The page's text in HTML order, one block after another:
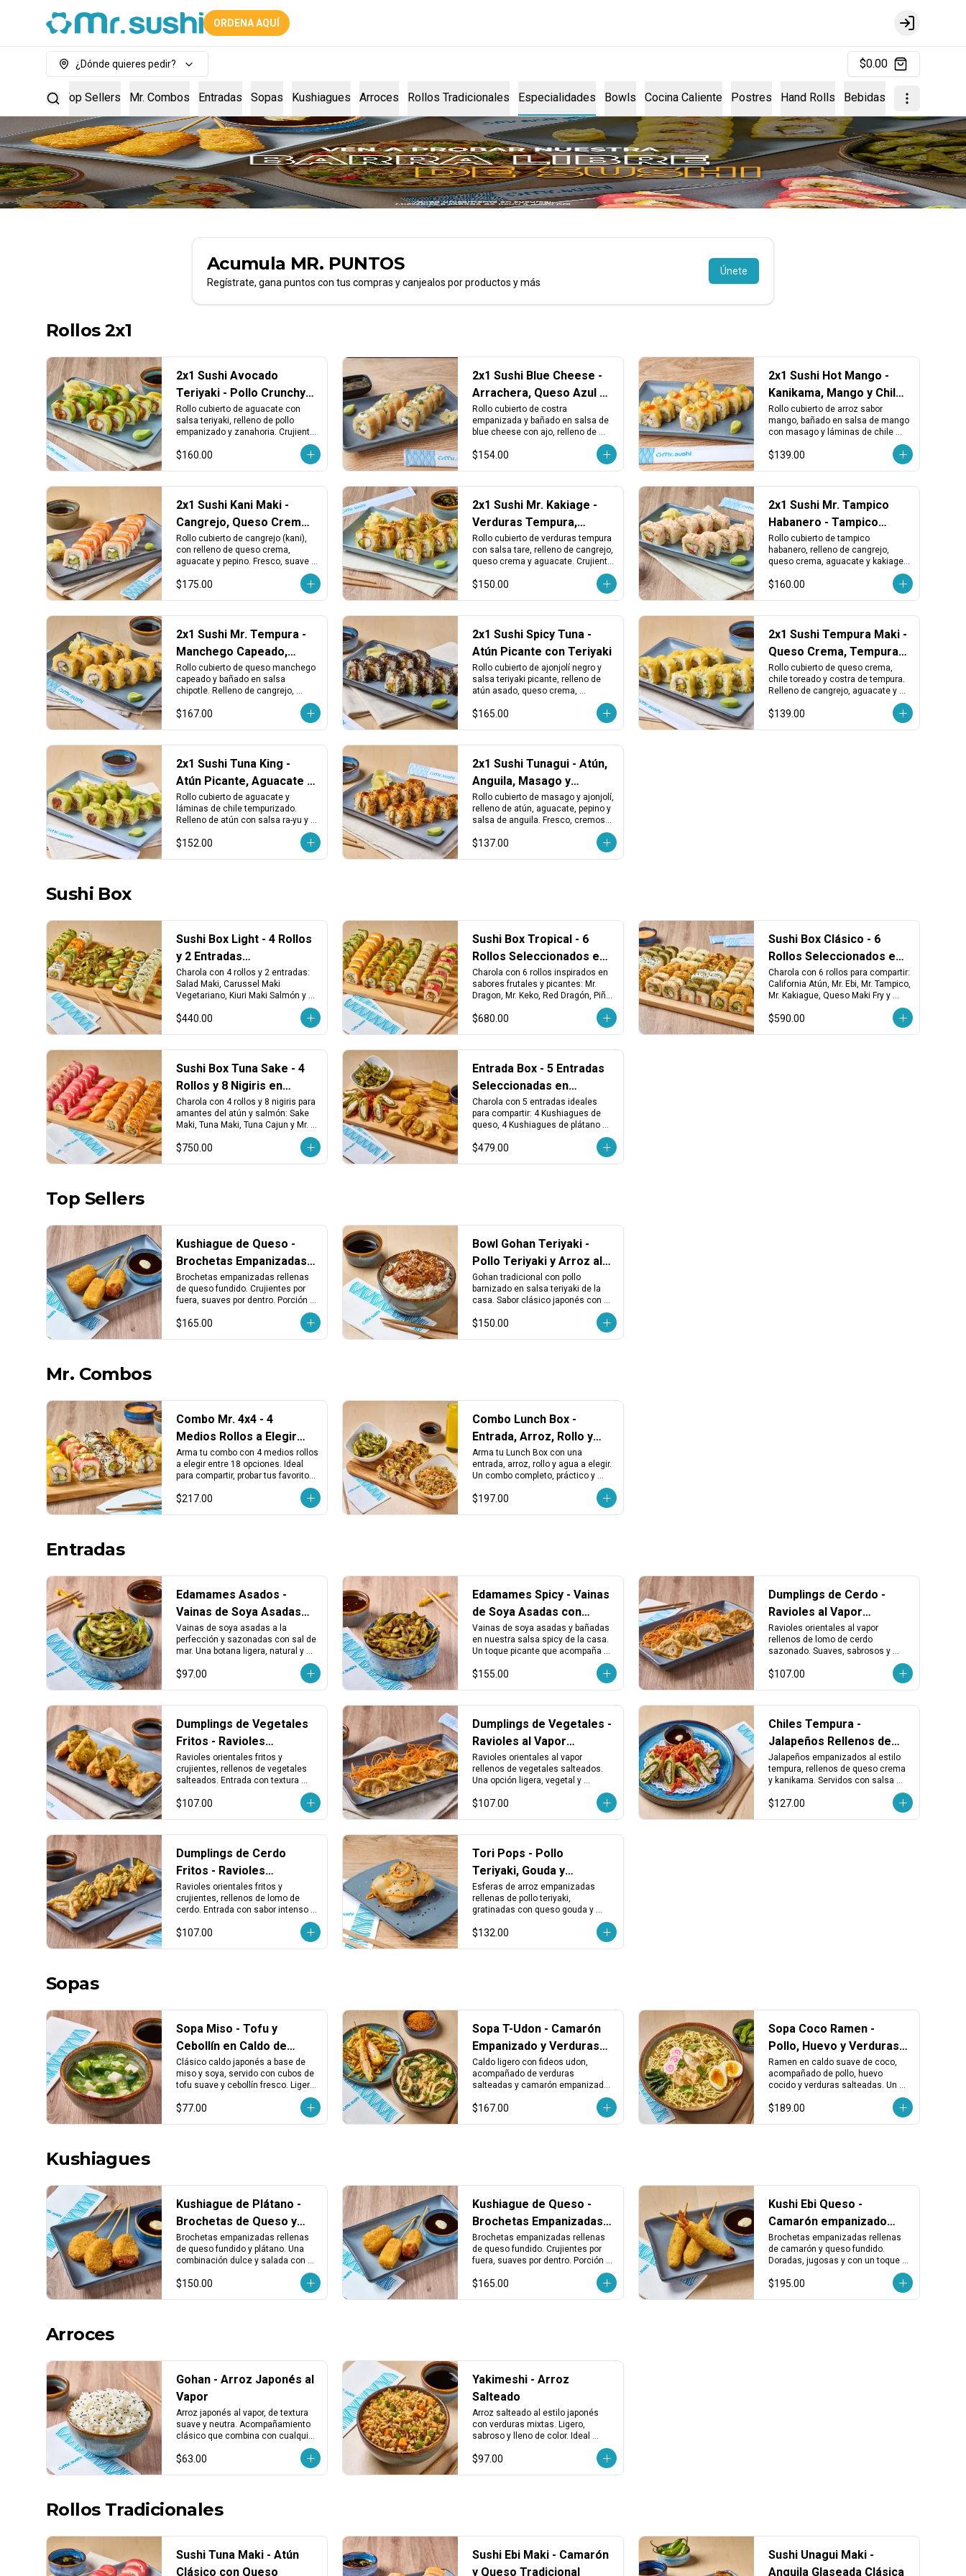
ORDENA AQUÍ
Login
¿Dónde quieres pedir? $0.00
Sushi Box Top Sellers Mr. Combos Entradas Sopas Kushiagues Arroces Rollos Tradicionales Especialidades Bowls Cocina Caliente Postres Hand Rolls Bebidas
Acumula MR. PUNTOS
Regístrate, gana puntos con tus compras y canjealos por productos y más
Únete
Rollos 2x1
2x1 Sushi Avocado
Teriyaki - Pollo Crunchy,
Aguacate y Zanahoria
Rollo cubierto de aguacate con
salsa teriyaki, relleno de pollo
empanizado y zanahoria. Crujiente,
$160.00
2x1 Sushi Blue Cheese -
Arrachera, Queso Azul y
Costra Crujiente
Rollo cubierto de costra
empanizada y bañado en salsa de
blue cheese con ajo, relleno de
arrachera asada, aguacate y queso
crema, terminado con cebollín
$154.00
2x1 Sushi Hot Mango -
Kanikama, Mango y Chile
Serrano
Rollo cubierto de arroz sabor
mango, bañado en salsa de mango
con masago y láminas de chile
serrano tempurizado. Relleno de
piña, kanikama, aguacate y queso
$139.00
2x1 Sushi Kani Maki -
Cangrejo, Queso Crema,
Aguacate y Pepino
Rollo cubierto de cangrejo (kani),
con relleno de queso crema,
aguacate y pepino. Fresco, suave y
con el toque cremoso tradicional.
$175.00
2x1 Sushi Mr. Kakiage -
Verduras Tempura,
Cangrejo y Queso
Rollo cubierto de verduras tempura
con salsa tare, relleno de cangrejo,
queso crema y aguacate. Crujiente,
japonés.
$150.00
2x1 Sushi Mr. Tampico
Habanero - Tampico
Picante, Cangrejo y
Queso
Rollo cubierto de tampico
habanero, relleno de cangrejo,
queso crema, aguacate y kakiage
toque vegetal crujiente.
$160.00
2x1 Sushi Mr. Tempura -
Manchego Capeado,
Cangrejo y Chipotle
Rollo cubierto de queso manchego
capeado y bañado en salsa
chipotle. Relleno de cangrejo,
Cremoso, crujiente y con toque
$167.00
2x1 Sushi Spicy Tuna -
Atún Picante con Teriyaki
Rollo cubierto de ajonjolí negro y
salsa teriyaki picante, relleno de
atún asado, queso crema,
toreados. Intenso, cremoso y con
$165.00
2x1 Sushi Tempura Maki -
Queso Crema, Tempura,
Cangrejo y Chile
Rollo cubierto de queso crema,
chile toreado y costra de tempura.
Relleno de cangrejo, aguacate y
kakiage. Cremoso, dorado y con un
toque picante.
$139.00
2x1 Sushi Tuna King -
Atún Picante, Aguacate y
Chile Tempura
Rollo cubierto de aguacate y
láminas de chile tempurizado.
Relleno de atún con salsa ra-yu y
textura crujiente.
$152.00
2x1 Sushi Tunagui - Atún,
Anguila, Masago y
Aguacate
Rollo cubierto de masago y ajonjolí,
relleno de atún, aguacate, pepino y
salsa de anguila. Fresco, cremoso
$137.00
Sushi Box
Sushi Box Light - 4 Rollos
y 2 Entradas
Seleccionadas
Charola con 4 rollos y 2 entradas:
Salad Maki, Carussel Maki
Vegetariano, Kiuri Maki Salmón y
edamames y 4 nigiris de aguacate.
$440.00
Sushi Box Tropical - 6
Rollos Seleccionados en
Charola
Charola con 6 rollos inspirados en
sabores frutales y picantes: Mr.
Dragon, Mr. Keko, Red Dragón, Piña
Avocado Maki Vegetariano.
¡Fresco, atrevido y lleno de sabor!
$680.00
Sushi Box Clásico - 6
Rollos Seleccionados en
Charola para Compartir
Charola con 6 rollos para compartir:
California Atún, Mr. Ebi, Mr. Tampico,
Mr. Kakiague, Queso Maki Fry y
Filadelfia Salmón. ¡Variedad clásica
en cada bocado!
$590.00
Sushi Box Tuna Sake - 4
Rollos y 8 Nigiris en
Charola
Charola con 4 rollos y 8 nigiris para
amantes del atún y salmón: Sake
Maki, Tuna Maki, Tuna Cajun y Mr.
Diablo. Incluye 4 nigiris de atún y 4
de salmón fresco. ¡Perfecto para
$750.00
Entrada Box - 5 Entradas
Seleccionadas en
Charola
Charola con 5 entradas ideales
para compartir: 4 Kushiagues de
queso, 4 Kushiagues de plátano
con queso, dumplings vegetales
fritos, chiles tempura y edamames
$479.00
Top Sellers
Kushiague de Queso -
Brochetas Empanizadas
Rellenas de Queso
Fundido (3 pzas)
Brochetas empanizadas rellenas
de queso fundido. Crujientes por
fuera, suaves por dentro. Porción
de 3 piezas, ideales como entrada
o para compartir.
$165.00
Bowl Gohan Teriyaki -
Pollo Teriyaki y Arroz al
Vapor
Gohan tradicional con pollo
barnizado en salsa teriyaki de la
casa. Sabor clásico japonés con un
$150.00
Mr. Combos
Combo Mr. 4x4 - 4
Medios Rollos a Elegir
entre 18 Opciones
Arma tu combo con 4 medios rollos
a elegir entre 18 opciones. Ideal
para compartir, probar tus favoritos
$217.00
Combo Lunch Box -
Entrada, Arroz, Rollo y
Agua
Arma tu Lunch Box con una
entrada, arroz, rollo y agua a elegir.
Un combo completo, práctico y
cualquier momento del día.
$197.00
Entradas
Edamames Asados -
Vainas de Soya Asadas
con Sal de Mar
Vainas de soya asadas a la
perfección y sazonadas con sal de
mar. Una botana ligera, natural y
llena de sabor para abrir el apetito o
acompañar tu rollo favorito.
$97.00
Edamames Spicy - Vainas
de Soya Asadas con
Salsa Spicy
Vainas de soya asadas y bañadas
en nuestra salsa spicy de la casa.
Un toque picante que acompaña
perfecto cualquier rollo o entrada
ligera.
$155.00
Dumplings de Cerdo -
Ravioles al Vapor
Rellenos de Lomo
Ravioles orientales al vapor
rellenos de lomo de cerdo
sazonado. Suaves, sabrosos y
acompañamiento.
$107.00
Dumplings de Vegetales
Fritos - Ravioles
Crujientes de Vegetales
Ravioles orientales fritos y
crujientes, rellenos de vegetales
salteados. Entrada con textura
combina con todo.
$107.00
Dumplings de Vegetales -
Ravioles al Vapor
Rellenos de Vegetales
Ravioles orientales al vapor
rellenos de vegetales salteados.
Una opción ligera, vegetal y
sabrosa que acompaña muy bien
cualquier plato principal.
$107.00
Chiles Tempura -
Jalapeños Rellenos de
Queso y Kanikama
Jalapeños empanizados al estilo
tempura, rellenos de queso crema
y kanikama. Servidos con salsa
kushiague. Una entrada crujiente y
sabrosa con un toque picante
$127.00
Dumplings de Cerdo
Fritos - Ravioles
Crujientes de Lomo
Ravioles orientales fritos y
crujientes, rellenos de lomo de
cerdo. Entrada con sabor intenso y
cualquier plato.
$107.00
Tori Pops - Pollo
Teriyaki, Gouda y
Sriracha
Esferas de arroz empanizadas
rellenas de pollo teriyaki,
gratinadas con queso gouda y
bañadas con salsa mayo sriracha.
$132.00
Sopas
Sopa Miso - Tofu y
Cebollín en Caldo de
Miso y Soya
Clásico caldo japonés a base de
miso y soya, servido con cubos de
tofu suave y cebollín fresco. Ligera,
reconfortante y perfecta para abrir
el apetito.
$77.00
Sopa T-Udon - Camarón
Empanizado y Verduras
en Caldo Udon
Caldo ligero con fideos udon,
acompañado de verduras
salteadas y camarón empanizado.
textura suave y crujiente en cada
$167.00
Sopa Coco Ramen -
Pollo, Huevo y Verduras
en Caldo de Coco
Ramen en caldo suave de coco,
acompañado de pollo, huevo
cocido y verduras salteadas. Un
ramen diferente, aromático y con
un sabor ligeramente dulce.
$189.00
Kushiagues
Kushiague de Plátano -
Brochetas de Queso y
Plátano Empanizado (3
pzas)
Brochetas empanizadas rellenas
de queso fundido y plátano. Una
combinación dulce y salada con
piezas.
$150.00
Kushiague de Queso -
Brochetas Empanizadas
Rellenas de Queso
Fundido (3 pzas)
Brochetas empanizadas rellenas
de queso fundido. Crujientes por
fuera, suaves por dentro. Porción
de 3 piezas, ideales como entrada
o para compartir.
$165.00
Kushi Ebi Queso -
Camarón empanizado
con queso fundido (3
pzas)
Brochetas empanizadas rellenas
de camarón y queso fundido.
Doradas, jugosas y con un toque
piezas.
$195.00
Arroces
Gohan - Arroz Japonés al
Vapor
Arroz japonés al vapor, de textura
suave y neutra. Acompañamiento
clásico que combina con cualquier
$63.00
Yakimeshi - Arroz
Salteado
Arroz salteado al estilo japonés
con verduras mixtas. Ligero,
sabroso y lleno de color. Ideal
acompañamiento.
$97.00
Rollos Tradicionales
Sushi Tuna Maki - Atún
Clásico con Queso
Sushi Ebi Maki - Camarón
y Queso Tradicional
Sushi Unagui Maki -
Anguila Glaseada Clásica